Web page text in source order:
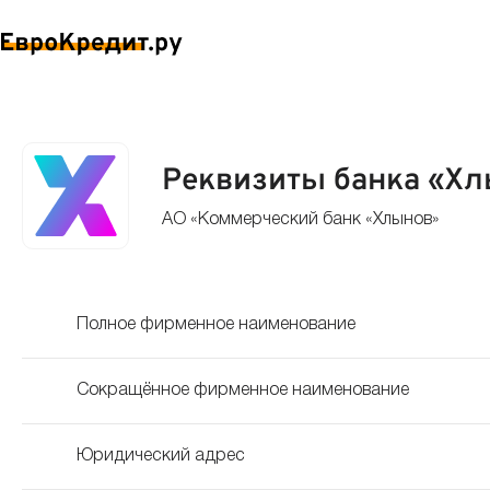
Реквизиты банка
АО «Коммерческий банк «Хлынов»
Полное фирменное наименование
Сокращённое фирменное наименование
Юридический адрес